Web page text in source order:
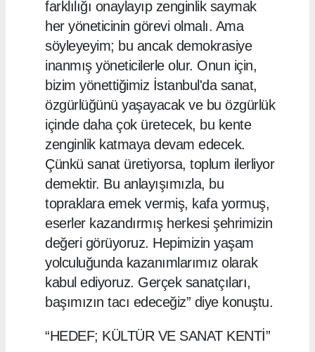
farklılığı onaylayıp zenginlik saymak
her yöneticinin görevi olmalı. Ama
söyleyeyim; bu ancak demokrasiye
inanmış yöneticilerle olur. Onun için,
bizim yönettiğimiz İstanbul'da sanat,
özgürlüğünü yaşayacak ve bu özgürlük
içinde daha çok üretecek, bu kente
zenginlik katmaya devam edecek.
Çünkü sanat üretiyorsa, toplum ilerliyor
demektir. Bu anlayışımızla, bu
topraklara emek vermiş, kafa yormuş,
eserler kazandırmış herkesi şehrimizin
değeri görüyoruz. Hepimizin yaşam
yolculuğunda kazanımlarımız olarak
kabul ediyoruz. Gerçek sanatçıları,
başımızın tacı edeceğiz” diye konuştu.
“HEDEF; KÜLTÜR VE SANAT KENTİ”